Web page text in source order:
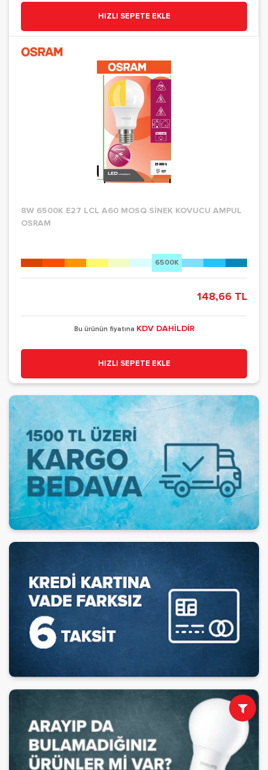
HIZLI SEPETE EKLE
8W 6500K E27 LCL A60 MOSQ SİNEK KOVUCU AMPUL
OSRAM
6500K
148,66 TL
Bu ürünün fiyatına KDV DAHİLDİR
HIZLI SEPETE EKLE